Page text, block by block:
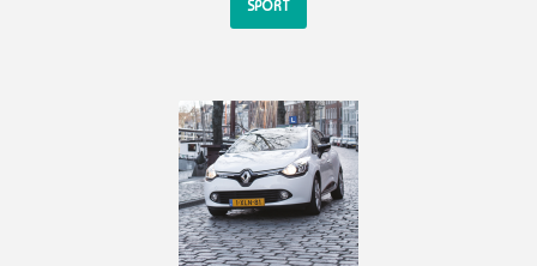
SPORT